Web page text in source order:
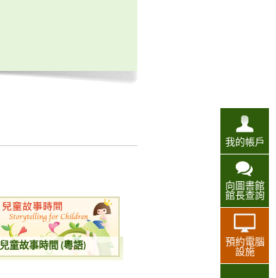
我的帳戶
向圖書館
館長查詢
預約電腦
設施
兒童故事時間 (粵語)